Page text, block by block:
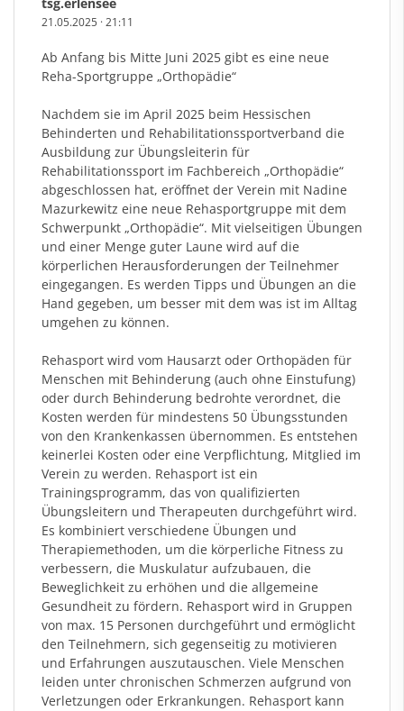
21.05.2025 ·21:11
Ab Anfang bis Mitte Juni 2025 gibt es eine neue
Reha-Sportgruppe „Orthopädie“
Nachdem sie im April 2025 beim Hessischen
Behinderten und Rehabilitationssportverband die
Ausbildung zur Übungsleiterin für
Rehabilitationssport im Fachbereich „Orthopädie“
abgeschlossen hat, eröffnet der Verein mit Nadine
Mazurkewitz eine neue Rehasportgruppe mit dem
Schwerpunkt „Orthopädie“. Mit vielseitigen Übungen
und einer Menge guter Laune wird auf die
körperlichen Herausforderungen der Teilnehmer
eingegangen. Es werden Tipps und Übungen an die
Hand gegeben, um besser mit dem was ist im Alltag
umgehen zu können.
Rehasport wird vom Hausarzt oder Orthopäden für
Menschen mit Behinderung (auch ohne Einstufung)
oder durch Behinderung bedrohte verordnet, die
Kosten werden für mindestens 50 Übungsstunden
von den Krankenkassen übernommen. Es entstehen
keinerlei Kosten oder eine Verpflichtung, Mitglied im
Verein zu werden. Rehasport ist ein
Trainingsprogramm, das von qualifizierten
Übungsleitern und Therapeuten durchgeführt wird.
Es kombiniert verschiedene Übungen und
Therapiemethoden, um die körperliche Fitness zu
verbessern, die Muskulatur aufzubauen, die
Beweglichkeit zu erhöhen und die allgemeine
Gesundheit zu fördern. Rehasport wird in Gruppen
von max. 15 Personen durchgeführt und ermöglicht
den Teilnehmern, sich gegenseitig zu motivieren
und Erfahrungen auszutauschen. Viele Menschen
leiden unter chronischen Schmerzen aufgrund von
Verletzungen oder Erkrankungen. Rehasport kann